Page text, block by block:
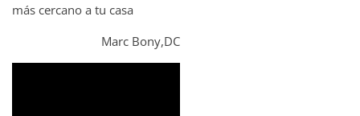
más cercano a tu casa
Marc Bony,DC